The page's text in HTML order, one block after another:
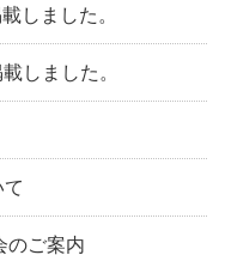
しました。
しました。
のご案内